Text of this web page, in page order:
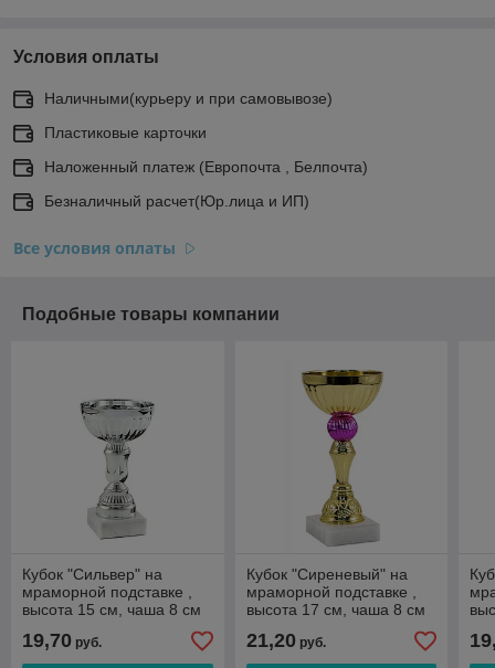
Условия оплаты
Наличными(курьеру и при самовывозе)
Пластиковые карточки
Наложенный платеж (Европочта , Белпочта)
Безналичный расчет(Юр.лица и ИП)
Все условия оплаты
Подобные товары компании
Кубок "Сильвер" на
мраморной подставке ,
высота 15 см, чаша 8 см
19,70 руб.
Кубок "Сиреневый" на
мраморной подставке ,
высота 17 см, чаша 8 см
21,20руб.